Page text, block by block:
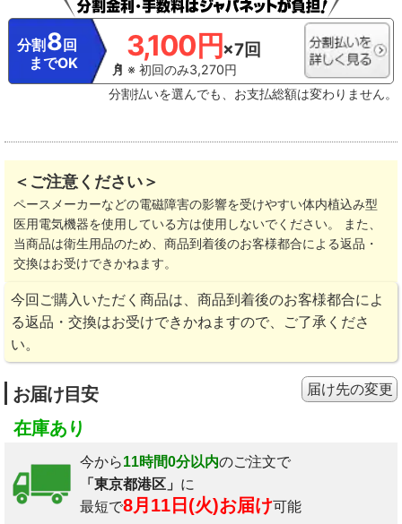
分割 8 回
までOK
3,100円×7回
※ 初回のみ3,270円
分割払いを選んでも、お支払総額は変わりません。
＜ご注意ください＞
ペースメーカーなどの電磁障害の影響を受けやすい体内植込み型
医用電気機器を使用している方は使用しないでください。 また、
当商品は衛生用品のため、商品到着後のお客様都合による返品・
交換はお受けできかねます。
今回ご購入いただく商品は、商品到着後のお客様都合によ
る返品・交換はお受けできかねますので、ご了承くださ
い。
お届け目安
在庫あり
今から11時間0分以内のご注文で
「東京都港区」 に
最短で8月11日(火)お届け可能
届け先の変更